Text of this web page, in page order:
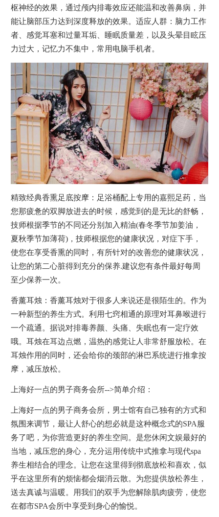
枢神经的效果，通过颅内排毒效应还能温和改善鼻病，并
能让脑部压力达到深度释放的效果。适应人群：脑力工作
者、感觉耳塞和过量耳垢、睡眠质量差，以及头晕目眩压
力过大，记忆力不集中，常用电脑手机者。
精致经典香熏足底按摩 ：足浴桶配上专用的嘉熙足药，当
您那疲惫的双脚放进去的时候，感觉到的是无比的舒畅，
技师根据季节的不同还分别加入精油(春冬季节加姜油，
夏秋季节加薄荷)，技师根据您的健康状况，对症下手，
使您在享受香熏的同时，有所针对的改善您的健康状况，
让您的第二心脏得到充分的保养.建议您有条件最好每周
至少保养一次。
香薰耳烛：香薰耳烛对于很多人来说还是很陌生的。作为
一种新型的养生方式。利用七窍相通的原理对耳鼻喉进行
一个疏通。据说对排毒养颜、头痛、失眠也有一定疗效
哦。耳烛在耳边点燃，温热的感觉让人非常舒服放松。在
耳烛作用的同时，还会给你的颈部的淋巴系统进行推拿按
摩，减压放松。
上海好一点的男子商务会所-->简单介绍：
上海好一点的男子商务会所，男士馆有自己独有的方式和
氛围来调节，最让人舒心的想必就是这种概念式的SPA 服
务了吧，为你营造更好的养生空间。是您休闲文娱最好的
当地，减压您的身心，充分运用传统中式推拿与现代spa
养生相结合的理念。让您在这里得到彻底放松和喜欢，似
乎在这里所有的烦恼都会烟消云散。为您提供放松养生，
送去真诚与温暖。用我们的双手为您解除肌肉疲劳，使您
在都市SPA会所中享受到身心的愉悦。